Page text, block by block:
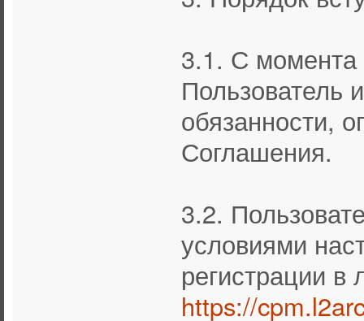
3.1. С момента
Пользователь
обязанности,
Соглашения.
3.2.
условиями
регистрации в
https://